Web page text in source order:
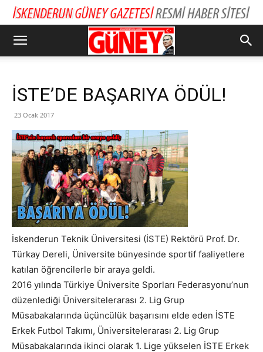
İSTE’DE BAŞARIYA ÖDÜL!
23 Ocak 2017
İskenderun Teknik Üniversitesi (İSTE) Rektörü Prof. Dr.
Türkay Dereli, Üniversite bünyesinde sportif faaliyetlere
katılan öğrencilerle bir araya geldi.
2016 yılında Türkiye Üniversite Sporları Federasyonu’nun
düzenlediği Üniversitelerarası 2. Lig Grup
Müsabakalarında üçüncülük başarısını elde eden İSTE
Erkek Futbol Takımı, Üniversitelerarası 2. Lig Grup
Müsabakalarında ikinci olarak 1. Lige yükselen İSTE Erkek